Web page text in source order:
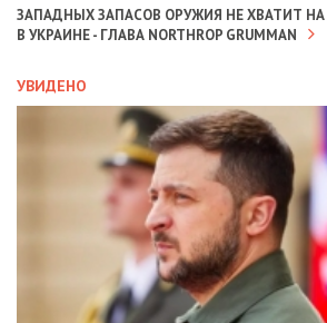
ЗАПАДНЫХ ЗАПАСОВ ОРУЖИЯ НЕ ХВАТИТ
В УКРАИНЕ - ГЛАВА NORTHROP GRUMMAN
УВИДЕНО